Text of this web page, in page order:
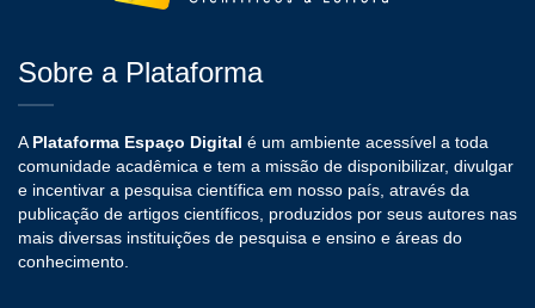
Sobre a Plataforma
A Plataforma Espaço Digital é um ambiente acessível a toda
comunidade acadêmica e tem a missão de disponibilizar, divulgar
e incentivar a pesquisa científica em nosso país, através da
publicação de artigos científicos, produzidos por seus autores nas
mais diversas instituições de pesquisa e ensino e áreas do
conhecimento.